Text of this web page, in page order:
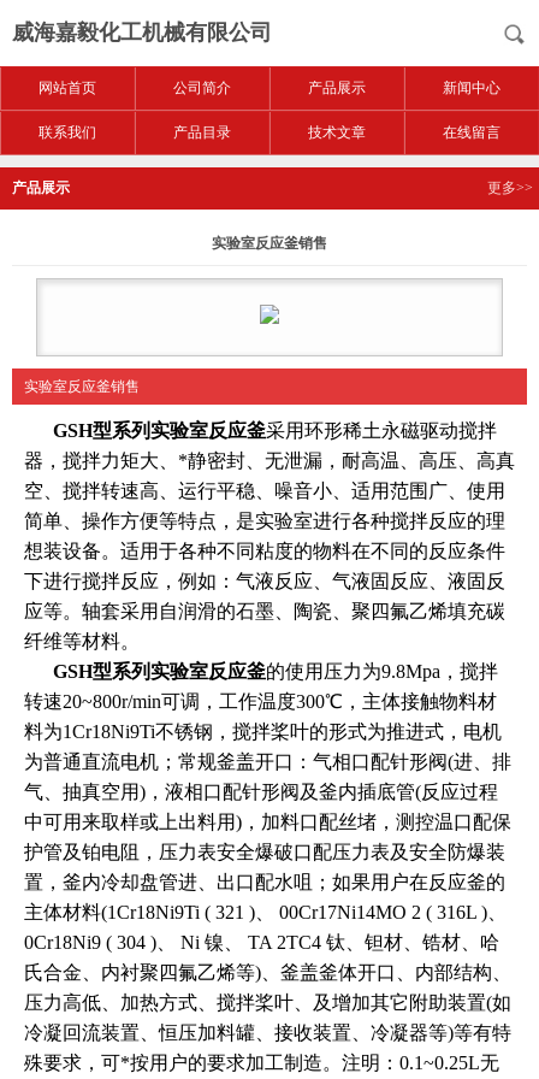
威海嘉毅化工机械有限公司
网站首页 公司简介 产品展示 新闻中心
联系我们 产品目录 技术文章 在线留言
产品展示 更多>>
实验室反应釜销售
实验室反应釜销售
GSH型系列实验室反应釜采用环形稀土永磁驱动搅拌
器，搅拌力矩大、*静密封、无泄漏，耐高温、高压、高真
空、搅拌转速高、运行平稳、噪音小、适用范围广、使用
简单、操作方便等特点，是实验室进行各种搅拌反应的理
想装设备。适用于各种不同粘度的物料在不同的反应条件
下进行搅拌反应，例如：气液反应、气液固反应、液固反
应等。轴套采用自润滑的石墨、陶瓷、聚四氟乙烯填充碳
纤维等材料。
GSH型系列实验室反应釜的使用压力为9.8Mpa，搅拌
转速20~800r/min可调，工作温度300℃，主体接触物料材
料为1Cr18Ni9Ti不锈钢，搅拌桨叶的形式为推进式，电机
为普通直流电机；常规釜盖开口：气相口配针形阀(进、排
气、抽真空用)，液相口配针形阀及釜内插底管(反应过程
中可用来取样或上出料用)，加料口配丝堵，测控温口配保
护管及铂电阻，压力表安全爆破口配压力表及安全防爆装
置，釜内冷却盘管进、出口配水咀；如果用户在反应釜的
主体材料(1Cr18Ni9Ti ( 321 )、 00Cr17Ni14MO 2 ( 316L )、
0Cr18Ni9 ( 304 )、 Ni 镍、 TA 2TC4 钛、钽材、锆材、哈
氏合金、内衬聚四氟乙烯等)、釜盖釜体开口、内部结构、
压力高低、加热方式、搅拌桨叶、及增加其它附助装置(如
冷凝回流装置、恒压加料罐、接收装置、冷凝器等)等有特
殊要求，可*按用户的要求加工制造。注明：0.1~0.25L无